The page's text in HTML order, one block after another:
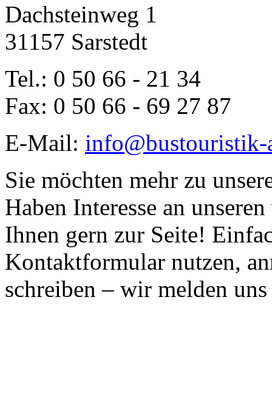
Dachsteinweg 1
31157 Sarstedt
Tel.: 0 50 66 - 21 34
Fax: 0 50 66 - 69 27 87
E-Mail: info@bustouristik-
Sie möchten mehr zu
Haben Interesse an
Ihnen gern zur Seite!
Kontaktformular nutzen,
schreiben – wir melden